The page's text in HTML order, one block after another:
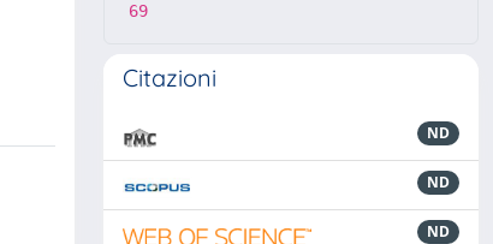
69
Citazioni
ND
ND
ND